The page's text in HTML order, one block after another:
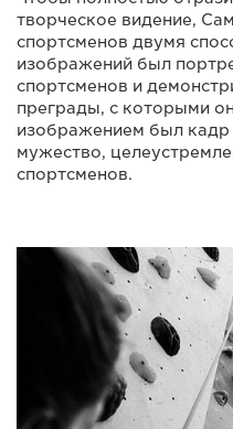
творческое видение,
спортсменов двумя
изображений был
спортсменов и
преграды, с которыми
изображением был
мужество,
спортсменов.